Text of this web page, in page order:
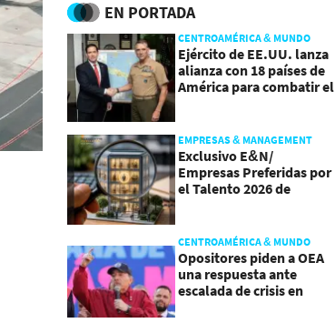
EN PORTADA
CENTROAMÉRICA & MUNDO
Ejército de EE.UU. lanza
alianza con 18 países de
América para combatir el
EMPRESAS & MANAGEMENT
Exclusivo E&N/
Empresas Preferidas por
el Talento 2026 de
CENTROAMÉRICA & MUNDO
Opositores piden a OEA
una respuesta ante
escalada de crisis en